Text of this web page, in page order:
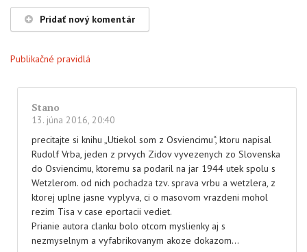
Pridať nový komentár
Publikačné pravidlá
Stano
13. júna 2016, 20:40
precitajte si knihu „Utiekol som z Osviencimu“, ktoru napisal
Rudolf Vrba, jeden z prvych Zidov vyvezenych zo Slovenska
do Osviencimu, ktoremu sa podaril na jar 1944 utek spolu s
Wetzlerom. od nich pochadza tzv. sprava vrbu a wetzlera, z
ktorej uplne jasne vyplyva, ci o masovom vrazdeni mohol
rezim Tisa v case eportacii vediet.
Prianie autora clanku bolo otcom myslienky aj s
nezmyselnym a vyfabrikovanym akoze dokazom…